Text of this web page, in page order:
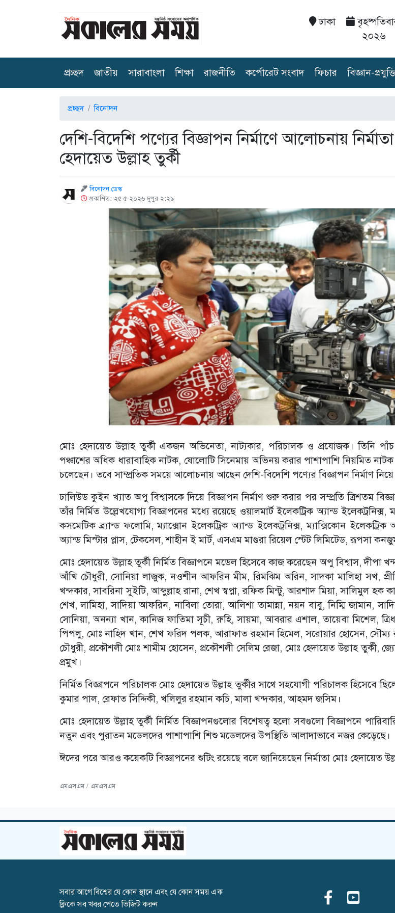
ঢাকা
২০২৬
প্রচ্ছদ(current)
জাতীয় সারাবাংলা শিক্ষা রাজনীতি কর্পোরেট সংবাদ ফিচার বিজ্ঞান-
প্রচ্ছদ বিনোদন
দেশি-বিদেশি পণ্যের বিজ্ঞাপন নির্মাণে আলোচনায়
হেদায়েত উল্লাহ তুর্কী
বিনোদন ডেস্ক
প্রকাশিত: ২৫-৫-২০২৬ দুপুর ২:২৯
মোঃ হেদায়েত উল্লাহ তুর্কী একজন অভিনেতা, নাট্যকার, পরিচালক ও প্রযোজক। তিনি
পঞ্চাশের অধিক ধারাবাহিক নাটক, ষোলোটি সিনেমায় অভিনয় করার পাশাপাশি নিয়মিত নাটক
চলেছেন। তবে সাম্প্রতিক সময়ে আলোচনায় আছেন দেশি-বিদেশি পণ্যের বিজ্ঞাপন নির্মাণ
ঢালিউড কুইন খ্যাত অপু বিশ্বাসকে দিয়ে বিজ্ঞাপন নির্মাণ শুরু করার পর সম্প্রতি ত্রিশতম
তাঁর নির্মিত উল্লেখযোগ্য বিজ্ঞাপনের মধ্যে রয়েছে ওয়ালমার্ট ইলেকট্রিক অ্যান্ড ইলেকট্রনিক্স,
কসমেটিক ব্র্যান্ড ফলোমি, ম্যাক্সোন ইলেকট্রিক অ্যান্ড ইলেকট্রনিক্স, ম্যাক্সিকোন ইলেকট্রিক
অ্যান্ড মিস্টার প্লাস, টেকসেল, শাহীন ই মার্ট, এসএম মাগুরা রিয়েল স্টেট লিমিটেড, রূপসা
মোঃ হেদায়েত উল্লাহ তুর্কী নির্মিত বিজ্ঞাপনে মডেল হিসেবে কাজ করেছেন অপু বিশ্বাস, দীপা
আঁখি চৌধুরী, সোনিয়া লাজুক, নওশীন আফরিন মীম, রিমঝিম অরিন, সাদকা মালিহা সখ, প্রীতি
খন্দকার, সাবরিনা সুইটি, আব্দুল্লাহ রানা, শেখ স্বপ্না, রফিক মিন্টু, আরশাদ মিয়া, সালিমুল হক
শেখ, লামিহা, সাদিয়া আফরিন, নাবিলা তোরা, আলিশা তামান্না, নয়ন বাবু, নিম্মি জামান,
সোনিয়া, অনন্যা খান, কানিজ ফাতিমা সূচী, রুহি, সায়মা, আবরার এশাল, তায়েবা মিশেল, ত্রিধা
পিপলু, মোঃ নাহিদ খান, শেখ ফরিদ পলক, আরাফাত রহমান হিমেল, সরোয়ার হোসেন, সৌম্য
চৌধুরী, প্রকৌশলী মোঃ শামীম হোসেন, প্রকৌশলী সেলিম রেজা, মোঃ হেদায়েত উল্লাহ তুর্কী,
প্রমুখ।
নির্মিত বিজ্ঞাপনে পরিচালক মোঃ হেদায়েত উল্লাহ তুর্কীর সাথে সহযোগী পরিচালক হিসেবে
কুমার পাল, রেফাত সিদ্দিকী, খলিলুর রহমান কচি, মালা খন্দকার, আহমদ জসিম।
মোঃ হেদায়েত উল্লাহ তুর্কী নির্মিত বিজ্ঞাপনগুলোর বিশেষত্ব হলো সবগুলো বিজ্ঞাপনে
নতুন এবং পুরাতন মডেলদের পাশাপাশি শিশু মডেলদের উপস্থিতি আলাদাভাবে নজর কেড়েছে।
ঈদের পরে আরও কয়েকটি বিজ্ঞাপনের শুটিং রয়েছে বলে জানিয়েছেন নির্মাতা মোঃ হেদায়েত
এমএসএম / এমএসএম
সবার আগে বিশ্বের যে কোন স্থানে এবং যে কোন সময় এক
ক্লিকে সব খবর পেতে ভিজিট করুন